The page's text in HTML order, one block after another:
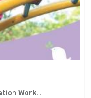
Work...